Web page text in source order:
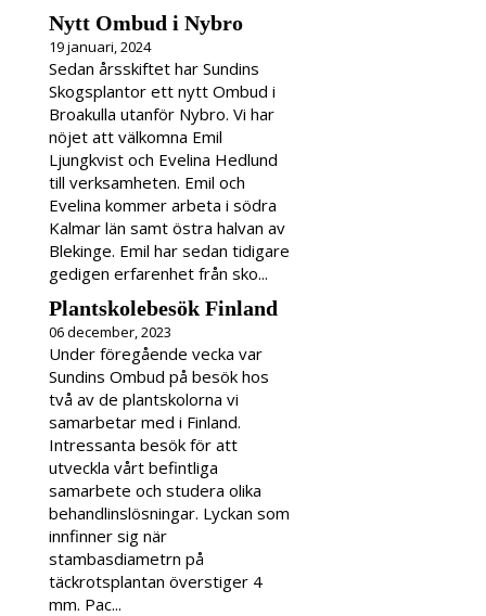
Nytt Ombud i Nybro
19 januari, 2024
Sedan årsskiftet har Sundins
Skogsplantor ett nytt Ombud i
Broakulla utanför Nybro. Vi har
nöjet att välkomna Emil
Ljungkvist och Evelina Hedlund
till verksamheten. Emil och
Evelina kommer arbeta i södra
Kalmar län samt östra halvan av
Blekinge. Emil har sedan tidigare
gedigen erfarenhet från sko...
Plantskolebesök Finland
06 december, 2023
Under föregående vecka var
Sundins Ombud på besök hos
två av de plantskolorna vi
samarbetar med i Finland.
Intressanta besök för att
utveckla vårt befintliga
samarbete och studera olika
behandlinslösningar. Lyckan som
innfinner sig när
stambasdiametrn på
täckrotsplantan överstiger 4
mm. Pac...